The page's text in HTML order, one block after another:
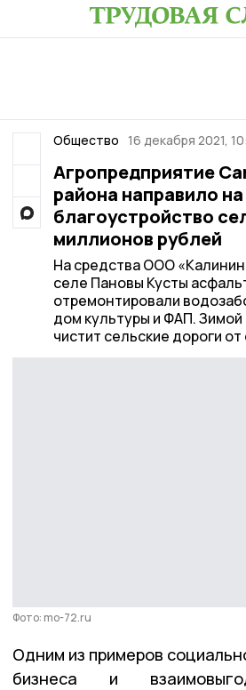
Общество 16 декабря 2021,
Агропредприятие
района направило на
благоустройство
миллионов рублей
На средства ООО
селе Пановы Кусты
отремонтировали
дом культуры и ФАП. Зимой
чистит сельские дороги от
Фото: mo-72.ru
Одним из примеров
бизнеса и